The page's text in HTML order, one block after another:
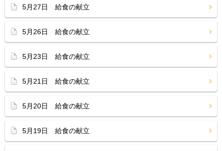
5月27日 給食の献立
5月26日 給食の献立
5月23日 給食の献立
5月21日 給食の献立
5月20日 給食の献立
5月19日 給食の献立